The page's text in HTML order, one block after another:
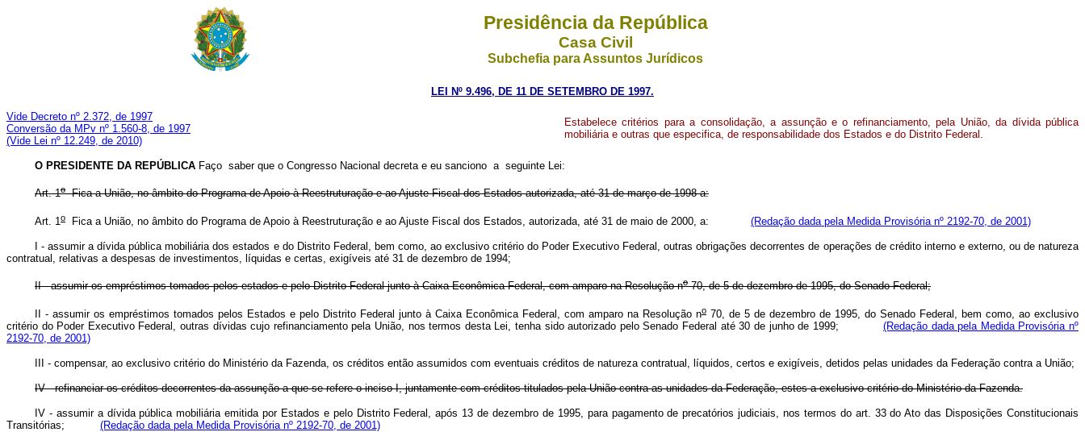
Presidência da República
Casa Civil
Subchefia para Assuntos Jurídicos
LEI Nº 9.496, DE 11 DE SETEMBRO DE 1997.
Vide Decreto nº 2.372, de 1997
Conversão da MPv nº 1.560-8, de 1997
(Vide Lei nº 12.249, de 2010)
Estabelece critérios para a consolidação, a assunção e o refinanciamento, pela União, da dívida pública
mobiliária e outras que especifica, de responsabilidade dos Estados e do Distrito Federal.
O PRESIDENTE DA REPÚBLICA Faço saber que o Congresso Nacional decreta e eu sanciono a seguinte Lei:
Art. 1oFica a União, no âmbito do Programa de Apoio à Reestruturação e ao Ajuste Fiscal dos Estados autorizada, até 31 de março de 1998 a:
Art. 1 o Fica a União, no âmbito do Programa de Apoio à Reestruturação e ao Ajuste Fiscal dos Estados, autorizada, até 31 de maio de 2000, a: (Redação dada pela Medida Provisória nº 2192-70, de 2001)
I - assumir a dívida pública mobiliária dos estados e do Distrito Federal, bem como, ao exclusivo critério do Poder Executivo Federal, outras obrigações decorrentes de operações de crédito interno e externo, ou de natureza
contratual, relativas a despesas de investimentos, líquidas e certas, exigíveis até 31 de dezembro de 1994;
II - assumir os empréstimos tomados pelos estados e pelo Distrito Federal junto à Caixa Econômica Federal, com amparo na Resolução no70, de 5 de dezembro de 1995, do Senado Federal;
II - assumir os empréstimos tomados pelos Estados e pelo Distrito Federal junto à Caixa Econômica Federal, com amparo na Resolução no 70, de 5 de dezembro de 1995, do Senado Federal, bem como, ao exclusivo
critério do Poder Executivo Federal, outras dívidas cujo refinanciamento pela União, nos termos desta Lei, tenha sido autorizado pelo Senado Federal até 30 de junho de 1999; (Redação dada pela Medida Provisória nº
2192-70, de 2001)
III - compensar, ao exclusivo critério do Ministério da Fazenda, os créditos então assumidos com eventuais créditos de natureza contratual, líquidos, certos e exigíveis, detidos pelas unidades da Federação contra a União;
IV - refinanciar os créditos decorrentes da assunção a que se refere o inciso I, juntamente com créditos titulados pela União contra as unidades da Federação, estes a exclusivo critério do Ministério da Fazenda.
IV - assumir a dívida pública mobiliária emitida por Estados e pelo Distrito Federal, após 13 de dezembro de 1995, para pagamento de precatórios judiciais, nos termos do art. 33 do Ato das Disposições Constitucionais
Transitórias; (Redação dada pela Medida Provisória nº 2192-70, de 2001)